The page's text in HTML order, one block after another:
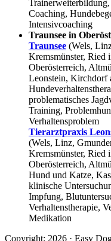
Coaching,
Intensivcoaching
Traunsee in
Traunsee (Wels,
Kremsmünster, Ried
Oberösterreich,
Leonstein, Kirchdorf
problematisches
Training,
Verhaltensproblem
Tierarztpraxis
(Wels, Linz,
Kremsmünster, Ried
Oberösterreich,
Hund und Katze,
klinische
Impfung,
Verhaltenstherapie,
Medikation
Copyright: 2026 · Easy